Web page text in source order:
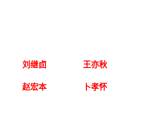
刘继卣 王亦秋
赵宏本 卜孝怀